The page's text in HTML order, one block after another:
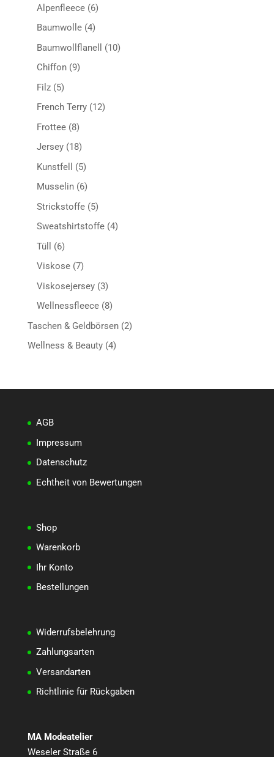
Produkte
Alpenfleece 66
Produkte
Baumwolle 44
Produkte
Baumwollflanell 1010
Chiffon 99
Filz 55
Produkte
French Terry 1212
Frottee 88
Produkte
Jersey 1818
Produkte
Kunstfell 55
Produkte
Musselin 66
Produkte
Strickstoffe 55
Produkte
Sweatshirtstoffe 44
Tüll 66
Produkte
Viskose 77
Produkte
Viskosejersey 33
Produkte
Wellnessfleece 88
Produkte
Taschen & Geldbörsen 22
Wellness & Beauty 44
AGB
Impressum
Datenschutz
Echtheit von Bewertungen
Shop
Warenkorb
Ihr Konto
Bestellungen
Widerrufsbelehrung
Zahlungsarten
Versandarten
Richtlinie für Rückgaben
MA Modeatelier
Weseler Straße 6